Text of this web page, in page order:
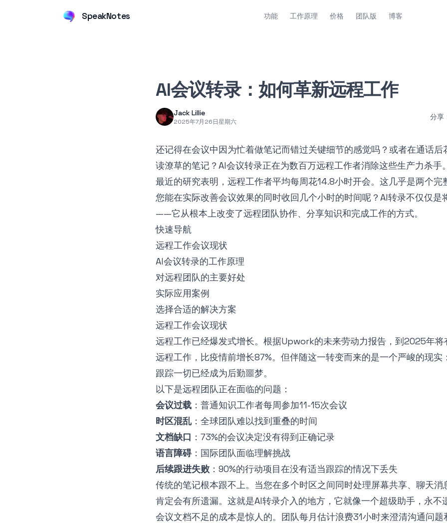
SpeakNotes 功能 工作原理 价格 团队版 博客
AI会议转录：如何革新远程工作
Jack Lillie
2025年7月26日星期六
分享
还记得在会议中因为忙着做笔记而错过关键细节的感觉吗？或者在通话后
读潦草的笔记？AI会议转录正在为数百万远程工作者消除这些生产力杀手。
最近的研究表明，远程工作者平均每周花14.8小时开会。这几乎是两个完
您能在实际改善会议效果的同时收回几个小时的时间呢？AI转录不仅仅是
——它从根本上改变了远程团队协作、分享知识和完成工作的方式。
快速导航
远程工作会议现状
AI会议转录的工作原理
对远程团队的主要好处
实际应用案例
选择合适的解决方案
远程工作会议现状
远程工作已经爆发式增长。根据Upwork的未来劳动力报告 ，到2025年
远程工作，比疫情前增长87%。但伴随这一转变而来的是一个严峻的现实
跟踪一切已经成为后勤噩梦。
以下是远程团队正在面临的问题：
会议过载 ：普通知识工作者每周参加11-15次会议
时区混乱：全球团队难以找到重叠的时间
文档缺口 ：73%的会议决定没有得到正确记录
语言障碍：国际团队面临理解挑战
后续跟进失败 ：90%的行动项目在没有适当跟踪的情况下丢失
传统的笔记根本跟不上。当您在多个时区之间同时处理屏幕共享、聊天消
肯定会有所遗漏。这就是AI转录介入的地方，它就像一个超级助手，永不
会议文档不足的成本是惊人的。团队每月估计浪费31小时来澄清沟通问题